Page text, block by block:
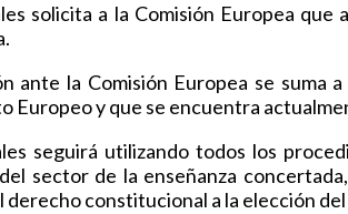
solicita a la Comisión Europea
ante la Comisión Europea se suma
Europeo y que se encuentra
seguirá utilizando todos los
sector de la enseñanza
constitucional a la elección